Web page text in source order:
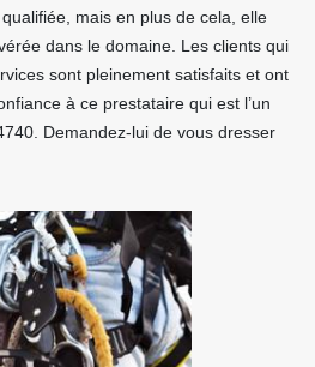
mais en plus de cela, elle
dans le domaine. Les clients qui
sont pleinement satisfaits et ont
à ce prestataire qui est l’un
Demandez-lui de vous dresser